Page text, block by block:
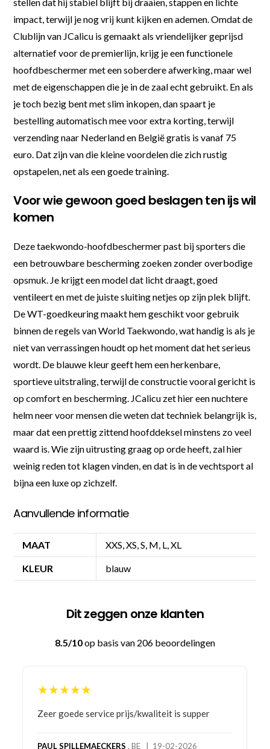
impact, terwijl je nog vrij kunt kijken en ademen. Omdat de
Clublijn van JCalicu is gemaakt als vriendelijker geprijsd
alternatief voor de premierlijn, krijg je een functionele
hoofdbeschermer met een soberdere afwerking, maar wel
met de eigenschappen die je in de zaal echt gebruikt. En als
je toch bezig bent met slim inkopen, dan spaart je
bestelling automatisch mee voor extra korting, terwijl
verzending naar Nederland en België gratis is vanaf 75
euro. Dat zijn van die kleine voordelen die zich rustig
opstapelen, net als een goede training.
Voor wie gewoon goed beslagen ten ijs wil
komen
Deze taekwondo-hoofdbeschermer past bij sporters die
een betrouwbare bescherming zoeken zonder overbodige
opsmuk. Je krijgt een model dat licht draagt, goed
ventileert en met de juiste sluiting netjes op zijn plek blijft.
De WT-goedkeuring maakt hem geschikt voor gebruik
binnen de regels van World Taekwondo, wat handig is als je
niet van verrassingen houdt op het moment dat het serieus
wordt. De blauwe kleur geeft hem een herkenbare,
sportieve uitstraling, terwijl de constructie vooral gericht is
op comfort en bescherming. JCalicu zet hier een nuchtere
helm neer voor mensen die weten dat techniek belangrijk is,
maar dat een prettig zittend hoofddeksel minstens zo veel
waard is. Wie zijn uitrusting graag op orde heeft, zal hier
weinig reden tot klagen vinden, en dat is in de vechtsport al
bijna een luxe op zichzelf.
Aanvullende informatie
MAAT XXS, XS, S, M, L, XL
KLEUR blauw
Dit zeggen onze klanten
8.5/10op basis van 206 beoordelingen
★★★★★
Bestelling gedaan vanwege goede prijzen en
bestelling al ontvangen met gifts, waardoor je